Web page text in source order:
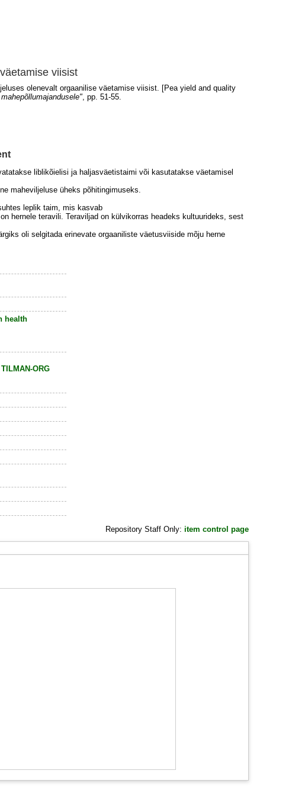
viisist
olenevalt orgaanilise väetamise viisist. [Pea yield and quality
, pp. 51-55.
liblikõielisi ja haljasväetistaimi või kasutatakse väetamisel
maheviljeluse üheks põhitingimuseks.
leplik taim, mis kasvab
hernele teravili. Teraviljad on külvikorras headeks kultuurideks, sest
oli selgitada erinevate orgaaniliste väetusviiside mõju herne
health
TILMAN-ORG
Repository Staff Only: item control page